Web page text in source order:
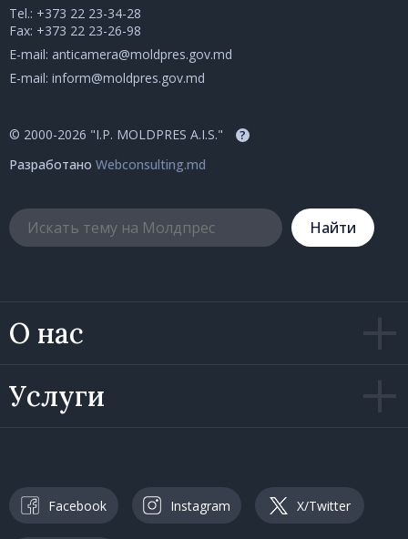
О нас
Услуги
Tel.: +373 22 23-34-28
Fax: +373 22 23-26-98
E-mail: anticamera@moldpres.gov.md
E-mail: inform@moldpres.gov.md
© 2000-2026 "I.P. MOLDPRES A.I.S." ?
Разработано Webconsulting.md
Hайти
Facebook Instagram X/Twitter